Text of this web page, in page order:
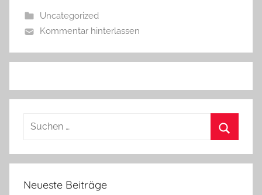
Uncategorized
Kommentar hinterlassen
Suchen
Neueste Beiträge